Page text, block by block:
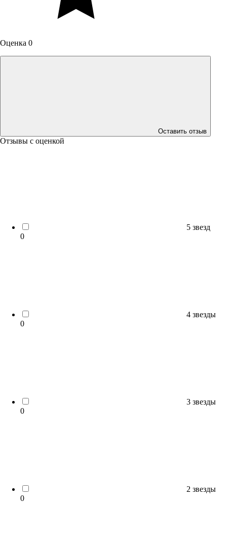
Оценка 0
Оставить отзыв
Отзывы с оценкой
5 звезд
0
4 звезды
0
3 звезды
0
2 звезды
0